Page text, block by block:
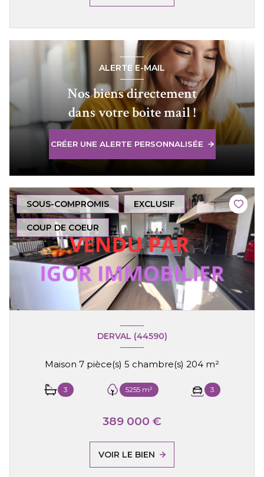
ALERTE E-MAIL
Nos biens directement
dans votre boite mail !
CRÉER UNE ALERTE PERSONNALISÉE
SOUS-COMPROMIS EXCLUSIF
COUP DE COEUR
DERVAL (44590)
Maison 7 pièce(s) 5 chambre(s) 204 m²
3 5255 m² 3
389 000 €
VOIR LE BIEN